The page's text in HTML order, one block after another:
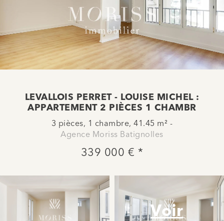
LEVALLOIS PERRET - LOUISE MICHEL :
APPARTEMENT 2 PIÈCES 1 CHAMBR
3 pièces, 1 chambre, 41.45 m² -
Agence Moriss Batignolles
339 000 € *
Voir